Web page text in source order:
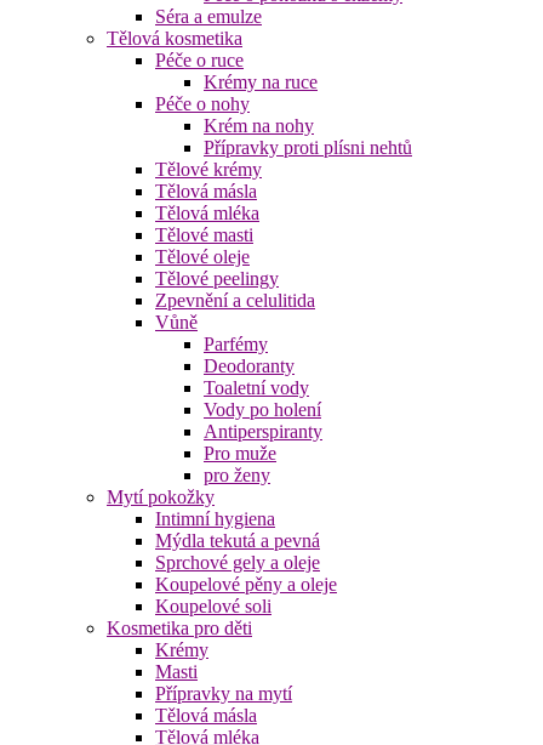
Séra a emulze
Tělová kosmetika
Péče o ruce
Krémy na ruce
Péče o nohy
Krém na nohy
Přípravky proti plísni nehtů
Tělové krémy
Tělová másla
Tělová mléka
Tělové masti
Tělové oleje
Tělové peelingy
Zpevnění a celulitida
Vůně
Parfémy
Deodoranty
Toaletní vody
Vody po holení
Antiperspiranty
Pro muže
pro ženy
Mytí pokožky
Intimní hygiena
Mýdla tekutá a pevná
Sprchové gely a oleje
Koupelové pěny a oleje
Koupelové soli
Kosmetika pro děti
Krémy
Masti
Přípravky na mytí
Tělová másla
Tělová mléka